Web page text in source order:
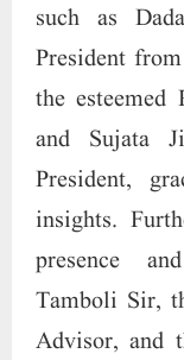
such as
President
the
and Sujata
President,
insights.
presence
Tamboli Sir,
Advisor, and